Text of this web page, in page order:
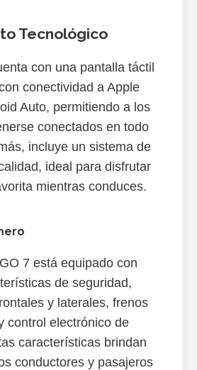
Tecnológico
con una pantalla táctil
conectividad a Apple
Auto, permitiendo a los
conectados en todo
incluye un sistema de
ideal para disfrutar
mientras conduces.
7 está equipado con
de seguridad,
y laterales, frenos
control electrónico de
características brindan
conductores y pasajeros